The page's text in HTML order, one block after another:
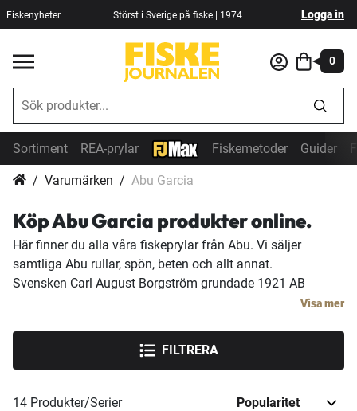
Fiskenyheter Störst i Sverige på fiske | 1974 Logga in
0
Sortiment REA-prylar Fiskemetoder Guider
Varumärken Abu Garcia
Köp Abu Garcia produkter online.
Här finner du alla våra fiskeprylar från Abu. Vi säljer
samtliga Abu rullar, spön, beten och allt annat.
Svensken Carl August Borgström grundade 1921 AB
Urfabriken i Mörrum och producerade från början fickur
sportfiskeprodukter. 1941 introducerades den första
spinnrullen och sedan dess har Abu Garcia producerat
amerikanskt och ingår i företagsgruppen Pure Fishing.
Visa mer
FILTRERA
14 Produkter/Serier